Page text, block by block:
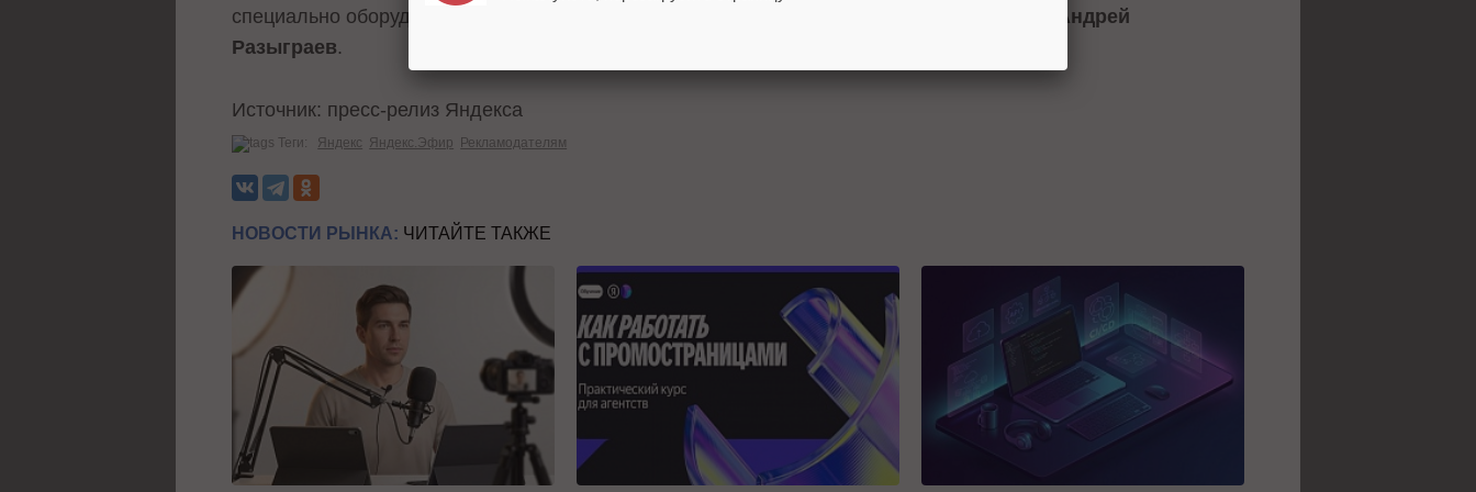
специально оборудованной студии, где гостей Премии поприветствует ведущий МУЗ-ТВ
Андрей
Разыграев.
Источник: пресс-релиз Яндекса
Теги: Яндекс Яндекс.Эфир Рекламодателям
НОВОСТИ РЫНКА: ЧИТАЙТЕ ТАКЖЕ